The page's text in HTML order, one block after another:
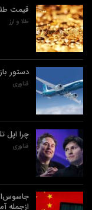
قیمت طلا و
طلا و ارز
دستور
فناوری
چرا اپل
فناوری
ازجمله